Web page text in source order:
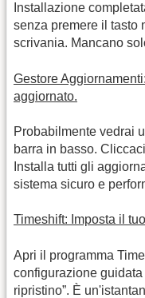
Installazione
senza premere il tasto
scrivania. Mancano
Gestore
aggiornato.
Probabilmente vedrai
barra in basso.
Installa tutti gli
sistema sicuro e
Timeshift: Imposta il
Apri il programma
configurazione guidata
ripristino”. È